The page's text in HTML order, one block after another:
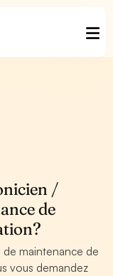
/
de
maintenance de
vous demandez